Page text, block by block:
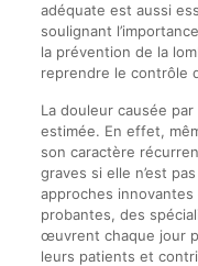
adéquate est aussi
soulignant
la prévention de la
reprendre le contrôle
La douleur causée
estimée. En effet,
son caractère
graves si elle n’est
approches
probantes, des
œuvrent chaque jour
leurs patients et